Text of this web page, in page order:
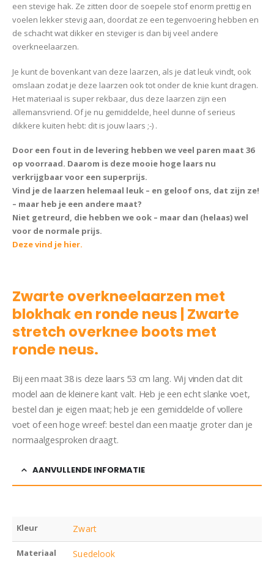
een stevige hak. Ze zitten door de soepele stof enorm prettig en
voelen lekker stevig aan, doordat ze een tegenvoering hebben en
de schacht wat dikker en steviger is dan bij veel andere
overkneelaarzen.
Je kunt de bovenkant van deze laarzen, als je dat leuk vindt, ook
omslaan zodat je deze laarzen ook tot onder de knie kunt dragen.
Het materiaal is super rekbaar, dus deze laarzen zijn een
allemansvriend. Of je nu gemiddelde, heel dunne of serieus
dikkere kuiten hebt: dit is jouw laars ;-) .
Door een fout in de levering hebben we veel paren maat 36
op voorraad. Daarom is deze mooie hoge laars nu
verkrijgbaar voor een superprijs.
Vind je de laarzen helemaal leuk – en geloof ons, dat zijn ze!
– maar heb je een andere maat?
Niet getreurd, die hebben we ook – maar dan (helaas) wel
voor de normale prijs.
Deze vind je hier.
Zwarte overkneelaarzen met
blokhak en ronde neus | Zwarte
stretch overknee boots met
ronde neus.
Bij een maat 38 is deze laars 53 cm lang. Wij vinden dat dit
model aan de kleinere kant valt. Heb je een echt slanke voet,
bestel dan je eigen maat; heb je een gemiddelde of vollere
voet of een hoge wreef: bestel dan een maatje groter dan je
normaalgesproken draagt.
AANVULLENDE INFORMATIE
Kleur Zwart
Materiaal Suedelook